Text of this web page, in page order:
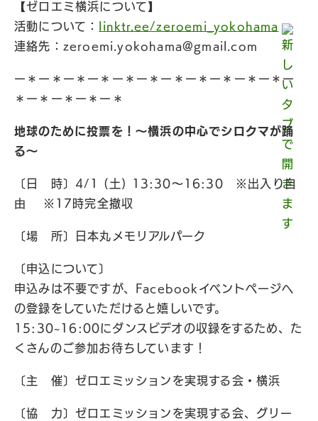
【ゼロエミ横浜について】
活動について：
linktr.ee/zeroemi_yokohama
連絡先： zeroemi.yokohama@gmail.com
ー＊ー＊ー＊ー＊ー＊ー＊ー＊ー＊ー＊ー＊ー＊ー
＊ー＊ー＊ー＊ー＊
地球のために投票を！〜横浜の中心でシロクマが踊
る〜
〔日 時〕4/1 (土) 13:30～16:30 ※出入り自
由 ※17時完全撤収
〔場 所〕日本丸メモリアルパーク
〔申込について〕
申込みは不要ですが、Facebookイベントページへ
の登録をしていただけると嬉しいです。
15:30~16:00にダンスビデオの収録をするため、た
くさんのご参加お待ちしています！
〔主 催〕ゼロエミッションを実現する会・横浜
〔協 力〕ゼロエミッションを実現する会、グリー